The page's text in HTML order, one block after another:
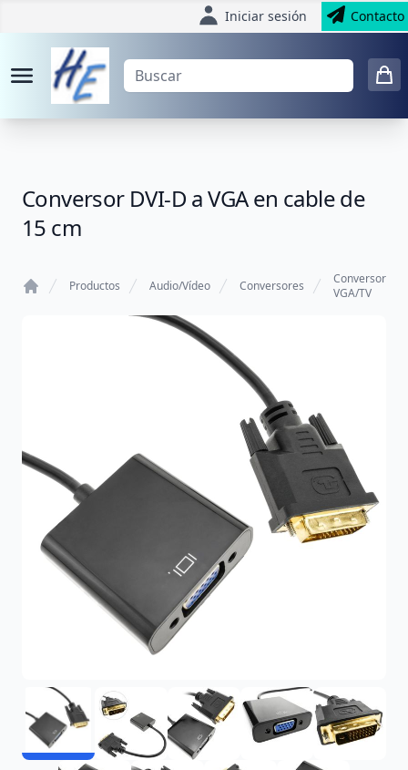
Iniciar sesión Contacto
Conversor DVI-D a VGA en cable de
15 cm
Productos Audio/Vídeo Conversores
Conversor
VGA/TV